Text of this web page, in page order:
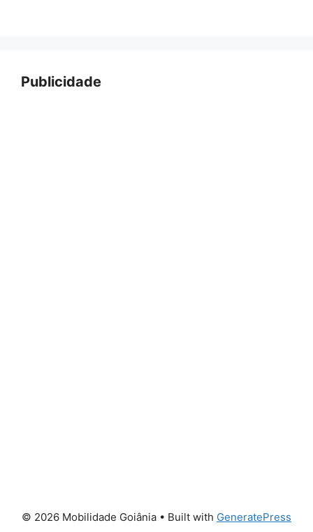
Publicidade
© 2026 Mobilidade Goiânia • Built with GeneratePress